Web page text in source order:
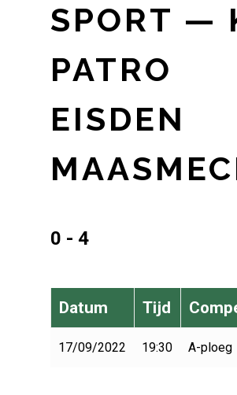
SPORT —
PATRO
EISDEN
0 - 4
Datum Tijd
17/09/2022 19:30 A-ploeg